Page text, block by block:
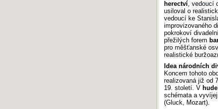
herectví, vedoucí
usiloval o
vedoucí ke
improvizovaného
pokrokoví
přežilých forem
pro měšťanské
realistické
Idea národních
Koncem tohoto
realizovaná již od
19. století. V
schémata a
(Gluck, Mozart).